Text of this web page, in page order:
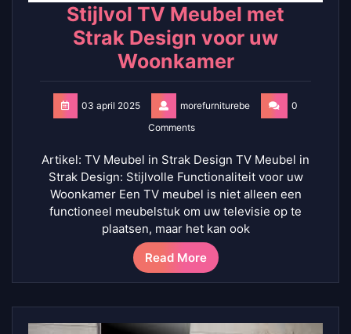
Stijlvol TV Meubel met
Strak Design voor uw
Woonkamer
03 april 2025 morefurniturebe
0
Comments
Artikel: TV Meubel in Strak Design TV Meubel in
Strak Design: Stijlvolle Functionaliteit voor uw
Woonkamer Een TV meubel is niet alleen een
functioneel meubelstuk om uw televisie op te
plaatsen, maar het kan ook
Read More